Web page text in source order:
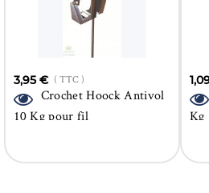
3,95 € ( TTC )
Crochet Hoock Antivol
10 Kg pour fil
Kg